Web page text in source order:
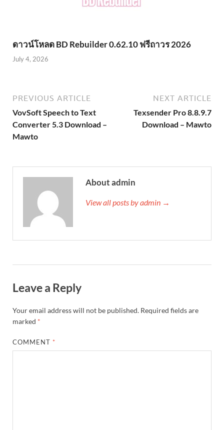
ดาวน์โหลด BD Rebuilder 0.62.10 ฟรีถาวร 2026
July 4, 2026
PREVIOUS ARTICLE
VovSoft Speech to Text
Converter 5.3 Download –
Mawto
NEXT ARTICLE
Texsender Pro 8.8.9.7
Download – Mawto
About admin
View all posts by admin →
Leave a Reply
Your email address will not be published. Required fields are
marked *
COMMENT *